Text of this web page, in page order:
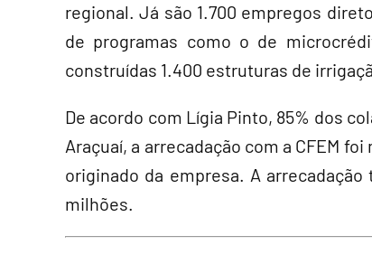
regional. Já são 1.700 empregos
de programas como o de
construídas 1.400 estruturas de
De acordo com Lígia Pinto, 85% dos
Araçuaí, a arrecadação com a CFEM
originado da empresa. A
milhões.